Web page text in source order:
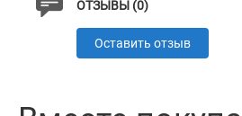
ОТЗЫВЫ (0)
Оставить отзыв